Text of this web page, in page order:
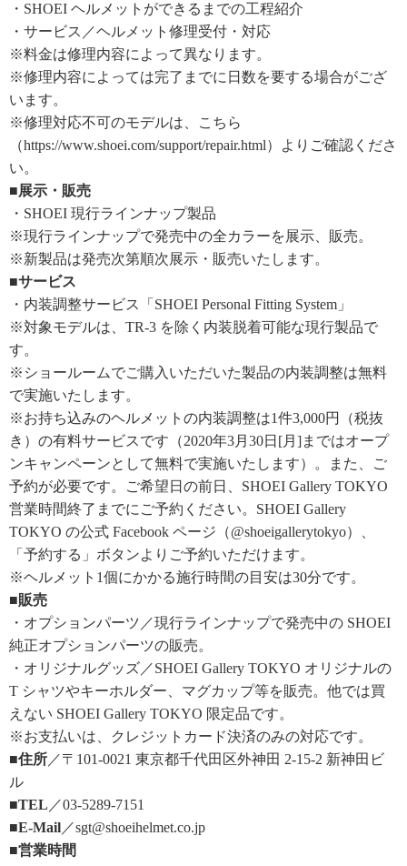
・SHOEI ヘルメットができるまでの工程紹介
・サービス／ヘルメット修理受付・対応
※料金は修理内容によって異なります。
※修理内容によっては完了までに日数を要する場合がござ
います。
※修理対応不可のモデルは、こちら
（https://www.shoei.com/support/repair.html）よりご確認くださ
い。
■展示・販売
・SHOEI 現行ラインナップ製品
※現行ラインナップで発売中の全カラーを展示、販売。
※新製品は発売次第順次展示・販売いたします。
■サービス
・内装調整サービス「SHOEI Personal Fitting System」
※対象モデルは、TR-3 を除く内装脱着可能な現行製品で
す。
※ショールームでご購入いただいた製品の内装調整は無料
で実施いたします。
※お持ち込みのヘルメットの内装調整は1件3,000円（税抜
き）の有料サービスです（2020年3月30日[月]まではオープ
ンキャンペーンとして無料で実施いたします）。また、ご
予約が必要です。ご希望日の前日、SHOEI Gallery TOKYO
営業時間終了までにご予約ください。SHOEI Gallery
TOKYO の公式 Facebook ページ（@shoeigallerytokyo）、
「予約する」ボタンよりご予約いただけます。
※ヘルメット1個にかかる施行時間の目安は30分です。
■販売
・オプションパーツ／現行ラインナップで発売中の SHOEI
純正オプションパーツの販売。
・オリジナルグッズ／SHOEI Gallery TOKYO オリジナルの
T シャツやキーホルダー、マグカップ等を販売。他では買
えない SHOEI Gallery TOKYO 限定品です。
※お支払いは、クレジットカード決済のみの対応です。
■住所 ／〒101-0021 東京都千代田区外神田 2-15-2 新神田ビ
ル
■TEL ／03-5289-7151
■E-Mail ／sgt@shoeihelmet.co.jp
■営業時間